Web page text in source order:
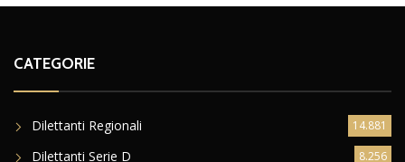
CATEGORIE
Dilettanti Regionali 14.881
Dilettanti Serie D 8.256